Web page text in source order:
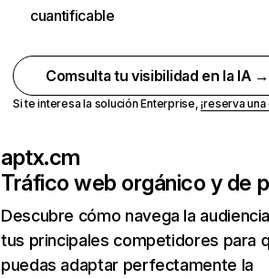
cuantificable
Comsulta tu visibilidad en la IA →
Si te interesa la solución Enterprise,¡reserva
aptx.cm
Tráfico web orgánico y de
Descubre cómo navega la
tus principales competidores para
puedas adaptar perfectamente la